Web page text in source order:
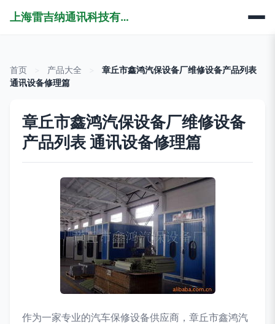
上海雷吉纳通讯科技有限公司
首页 产品大全
章丘市鑫鸿汽保设备厂维修设备产品列表
通讯设备修理篇
章丘市鑫鸿汽保设备厂维修设备
产品列表 通讯设备修理篇
作为一家专业的汽车保修设备供应商，章丘市鑫鸿汽